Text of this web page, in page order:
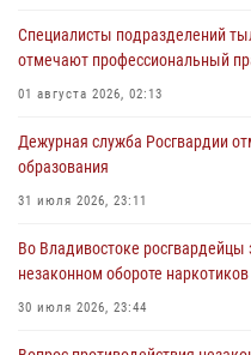
Специалисты подразделений
отмечают профессиональный
01 августа 2026, 02:13
Дежурная служба Росгвардии
образования
31 июля 2026, 23:11
Во Владивостоке
незаконном обороте наркотиков
30 июля 2026, 23:44